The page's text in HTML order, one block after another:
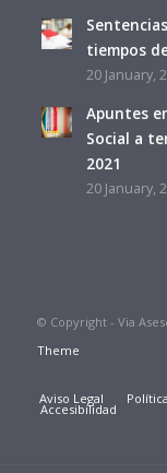
tiempos
20 January,
Apuntes
Social a
2021
20 January,
© Copyright - Via
Theme
Aviso Legal
Accesibilidad